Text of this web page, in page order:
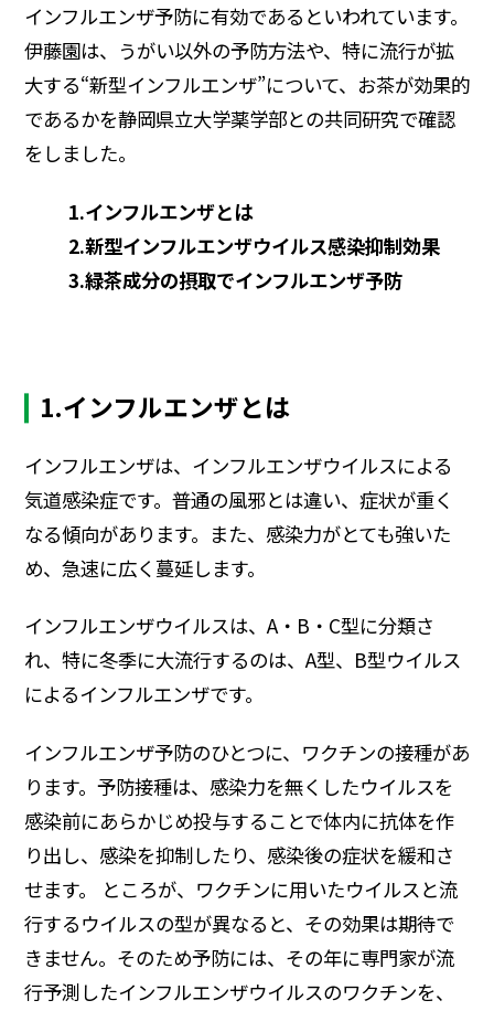
学会発表・論文
サイエンスキャッスル研究費
共同研究公募制度 伊藤園ウェルネスフォーラム
業績・財務情報
株式関連情報
IRイベント
ディスクロージャーポリシー
よくいただくご質問
採用サイト 商品情報サイト
グローバルサイト お問い合わせ
インフルエンザ予防に有効であるといわれています。
伊藤園は、うがい以外の予防方法や、特に流行が拡
大する“新型インフルエンザ”について、お茶が効果的
であるかを静岡県立大学薬学部との共同研究で確認
をしました。
1.インフルエンザとは
2.新型インフルエンザウイルス感染抑制効果
3.緑茶成分の摂取でインフルエンザ予防
1.インフルエンザとは
インフルエンザは、インフルエンザウイルスによる
気道感染症です。普通の風邪とは違い、症状が重く
なる傾向があります。また、感染力がとても強いた
め、急速に広く蔓延します。
インフルエンザウイルスは、A・B・C型に分類さ
れ、特に冬季に大流行するのは、A型、B型ウイルス
によるインフルエンザです。
インフルエンザ予防のひとつに、ワクチンの接種があ
ります。予防接種は、感染力を無くしたウイルスを
感染前にあらかじめ投与することで体内に抗体を作
り出し、感染を抑制したり、感染後の症状を緩和さ
せます。 ところが、ワクチンに用いたウイルスと流
行するウイルスの型が異なると、その効果は期待で
きません。そのため予防には、その年に専門家が流
行予測したインフルエンザウイルスのワクチンを、